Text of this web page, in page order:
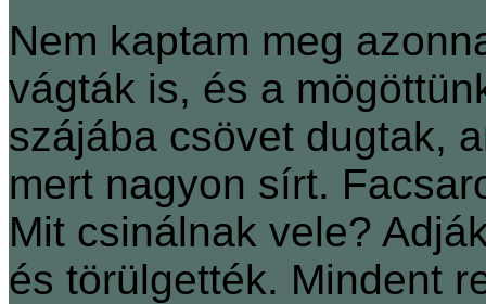
Nem kaptam meg
vágták is, és a
szájába csövet dugtak,
mert nagyon sírt.
Mit csinálnak vele?
és törülgették. Mindent